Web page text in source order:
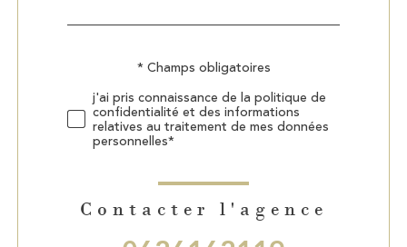
défaut
Validation* Champs obligatoires
j'ai pris connaissance de la politique de
confidentialité et des informations
relatives au traitement de mes données
personnelles*
Contacter l'agence